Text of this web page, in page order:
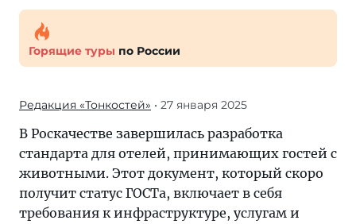
Горящие туры по России
Редакция «Тонкостей» • 27 января 2025
В Роскачестве завершилась разработка
стандарта для отелей, принимающих гостей с
животными. Этот документ, который скоро
получит статус ГОСТа, включает в себя
требования к инфраструктуре, услугам и